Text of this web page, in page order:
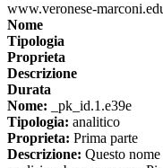
www.veronese-
Nome
Tipologia
Proprieta
Descrizione
Durata
Nome: _pk_id.1.e39e
Tipologia: analitico
Proprieta: Prima parte
Descrizione: Questo